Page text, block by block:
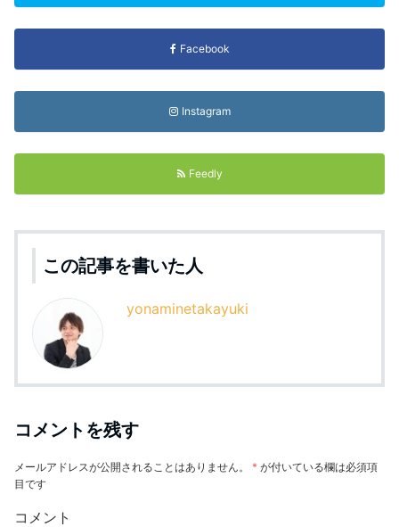
Facebook
Instagram
Feedly
この記事を書いた人
yonaminetakayuki
コメントを残す
メールアドレスが公開されることはありません。 * が付いている欄は必須項
目です
コメント